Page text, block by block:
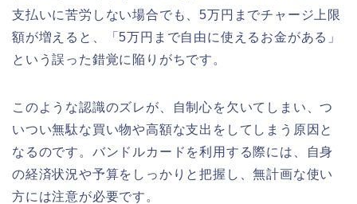
支払いに苦労しない場合でも、5万円までチャージ上限
額が増えると、「5万円まで自由に使えるお金がある」
という誤った錯覚に陥りがちです。
このような認識のズレが、自制心を欠いてしまい、つ
いつい無駄な買い物や高額な支出をしてしまう原因と
なるのです。バンドルカードを利用する際には、自身
の経済状況や予算をしっかりと把握し、無計画な使い
方には注意が必要です。